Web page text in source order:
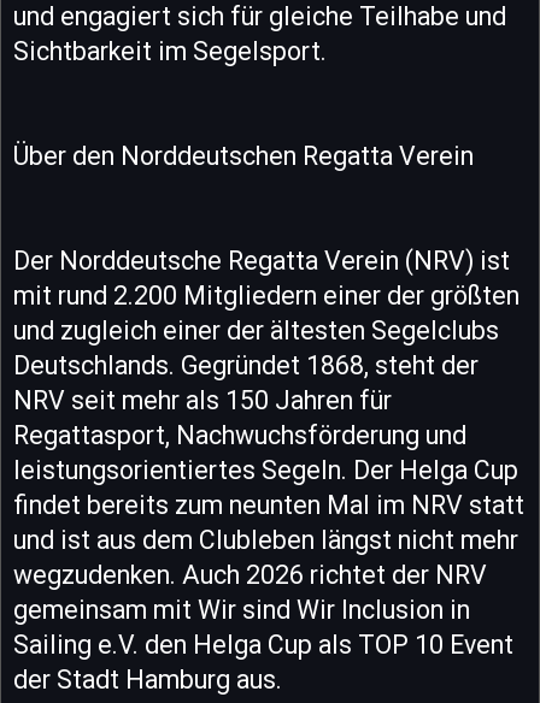
und engagiert sich für gleiche Teilhabe und
Sichtbarkeit im Segelsport.
Über den Norddeutschen Regatta Verein
Der Norddeutsche Regatta Verein (NRV) ist
mit rund 2.200 Mitgliedern einer der größten
und zugleich einer der ältesten Segelclubs
Deutschlands. Gegründet 1868, steht der
NRV seit mehr als 150 Jahren für
Regattasport, Nachwuchsförderung und
leistungsorientiertes Segeln. Der Helga Cup
findet bereits zum neunten Mal im NRV statt
und ist aus dem Clubleben längst nicht mehr
wegzudenken. Auch 2026 richtet der NRV
gemeinsam mit Wir sind Wir Inclusion in
Sailing e.V. den Helga Cup als TOP 10 Event
der Stadt Hamburg aus.